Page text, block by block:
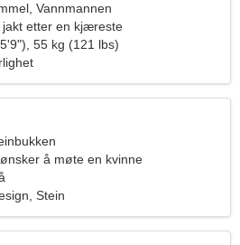
Vannmannen
jakt etter en kjæreste
55 kg (121 lbs)
å møte en kvinne
Stein